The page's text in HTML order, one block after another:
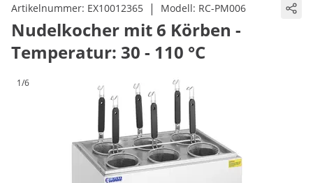
Artikelnummer: EX10012365 | Modell: RC-PM006
Nudelkocher mit 6 Körben -
Temperatur: 30 - 110 °C
1/6